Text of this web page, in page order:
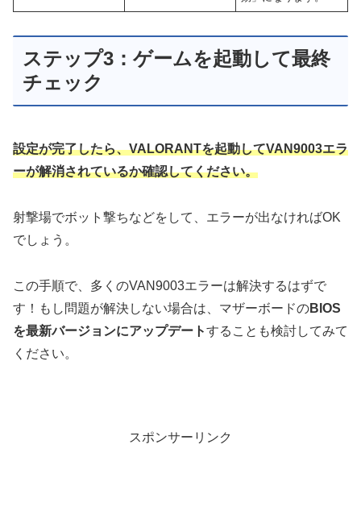
ステップ3：ゲームを起動して最終
チェック
設定が完了したら、VALORANTを起動してVAN9003エラ
ーが解消されているか確認してください。
射撃場でボット撃ちなどをして、エラーが出なければOK
でしょう。
この手順で、多くのVAN9003エラーは解決するはずで
す！もし問題が解決しない場合は、マザーボードのBIOS
を最新バージョンにアップデートすることも検討してみて
ください。
スポンサーリンク